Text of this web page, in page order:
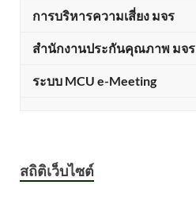
การบริหารความเสี่ยง มจร
สำนักงานประกันคุณภาพ มจร
ระบบ MCU e-Meeting
สถิติเว็บไซต์